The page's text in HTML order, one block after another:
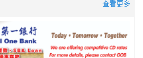
查看更多